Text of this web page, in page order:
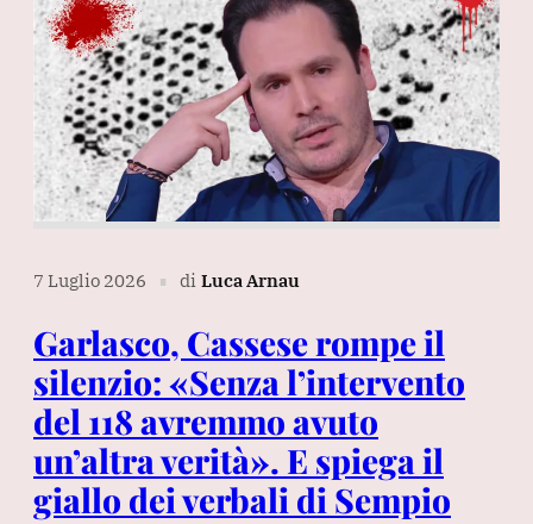
7 Luglio 2026 ∎ di Luca Arnau
Garlasco, Cassese rompe il
silenzio: «Senza l’intervento
del 118 avremmo avuto
un’altra verità». E spiega il
giallo dei verbali di Sempio